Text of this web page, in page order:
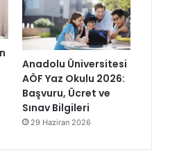
Anadolu Üniversitesi
AÖF Yaz Okulu 2026:
Başvuru, Ücret ve
Sınav Bilgileri
29 Haziran 2026